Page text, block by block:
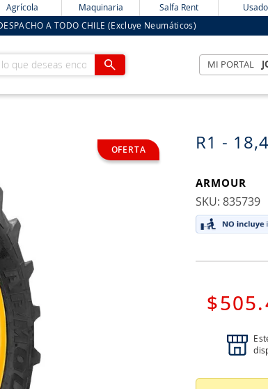
Agrícola Maquinaria Salfa Rent
A TODO CHILE (Excluye Neumáticos)
lo que deseas encontrar MI PORTAL
R1 -
ARMOUR
:835739
$505.